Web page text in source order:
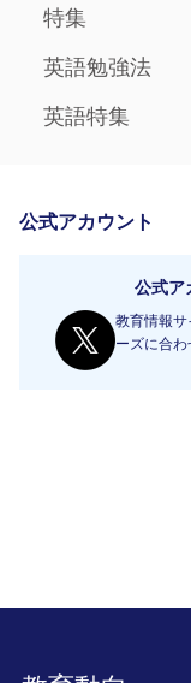
特集
英語勉強法
英語特集
公式アカウント
公式ア
教育情報サ
ーズに合わ